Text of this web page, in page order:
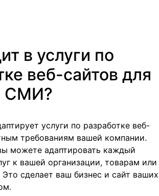
в услуги по
веб-сайтов для
СМИ?
услуги по разработке веб-
требованиям вашей компании.
можете адаптировать каждый
к вашей организации, товарам или
сделает ваш бизнес и сайт ваших